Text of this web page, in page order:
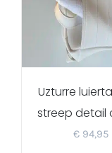
Uzturre
streep detail
€94,95